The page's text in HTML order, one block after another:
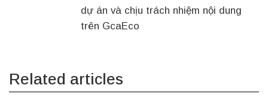
dự án và chịu trách nhiệm nội dung
trên GcaEco
Related articles